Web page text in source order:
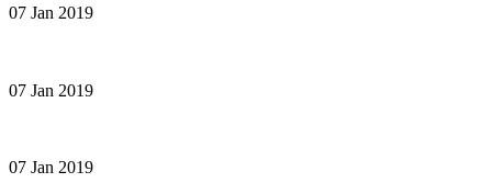
07 Jan 2019
07 Jan 2019
07 Jan 2019